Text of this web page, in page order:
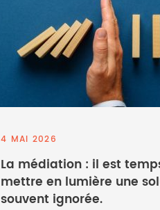
4 MAI 2026
La médiation : il est
mettre en lumière une
souvent ignorée.